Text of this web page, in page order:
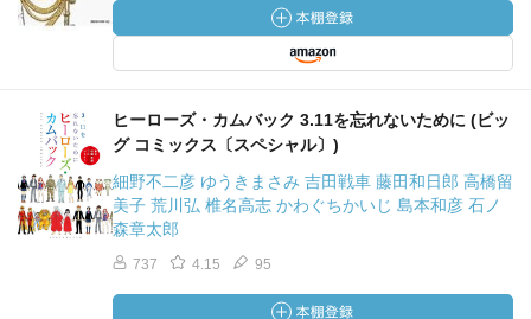
ヒーローズ・カムバック 3.11を忘れないために (ビッ
グ コミックス〔スペシャル〕)
細野不二彦 ゆうきまさみ 吉田戦車 藤田和日郎 高橋留
美子 荒川弘 椎名高志 かわぐちかいじ 島本和彦 石ノ
森章太郎
737 4.15 95